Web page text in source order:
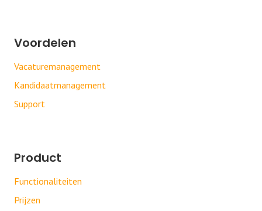
Voordelen
Vacaturemanagement
Kandidaatmanagement
Support
Product
Functionaliteiten
Prijzen